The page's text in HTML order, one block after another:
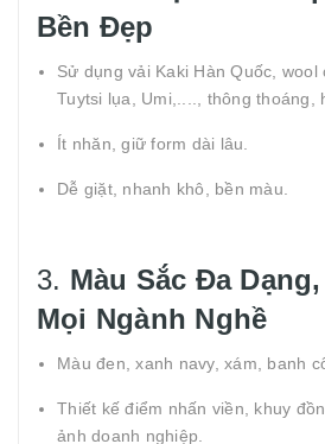
Bền Đẹp
Sử dụng vải Kaki Hàn Quốc, wool
Tuytsi lụa, Umi,...., thông thoáng,
Ít nhăn, giữ form dài lâu.
Dễ giặt, nhanh khô, bền màu.
3. Màu Sắc Đa
Mọi Ngành Nghề
Màu đen, xanh navy, xám, banh
Thiết kế điểm nhấn viền, khuy
ảnh doanh nghiệp.